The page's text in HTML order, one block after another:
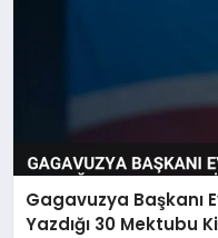
Gagavuzya Başkanı
Yazdığı 30 Mektubu